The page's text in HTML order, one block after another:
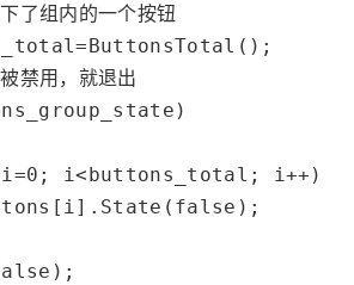
组内的一个按钮
用，就退出
i=0 ; i<buttons_total; i++)
false );
);